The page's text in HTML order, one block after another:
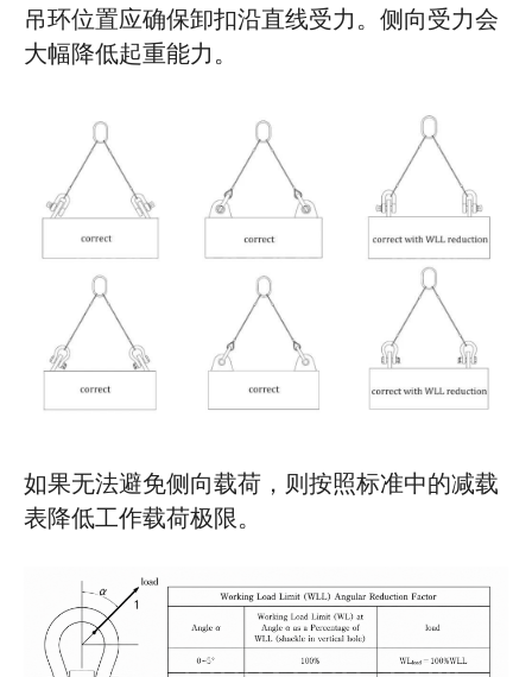
吊环位置应确保卸扣沿直线受力。侧向受力会
大幅降低起重能力。
如果无法避免侧向载荷，则按照标准中的减载
表降低工作载荷极限。